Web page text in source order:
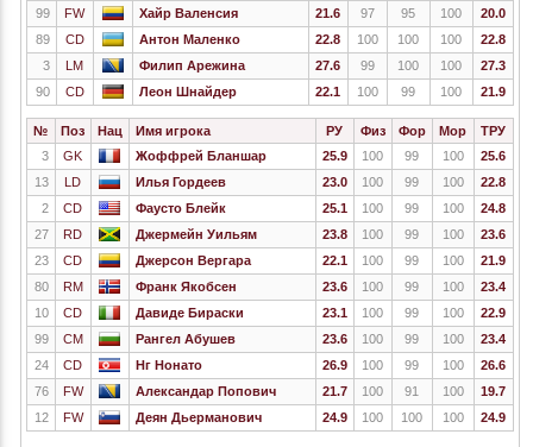
99
FW Хайр Валенсия 21.6 97 95 100
20.0
89
CD Антон Маленко 22.8 100 100 100
22.8
3
LM Филип Арежина 27.6 99 100 100
27.3
90
CD Леон Шнайдер 22.1 100 99 100 21.9
№ Поз Нац Имя игрока РУ Физ Фор Мор
ТРУ
3
GK Жоффрей Бланшар 25.9 100 99 100
25.6
13
LD Илья Гордеев 23.0 100 99 100
22.8
2
CD Фаусто Блейк 25.1 100 99 100
24.8
27
RD Джермейн Уильям 23.8 100 99 100
23.6
23
CD Джерсон Вергара 22.1 100 99 100
21.9
80
RM Франк Якобсен 23.6 100 99 100
23.4
10
CD Давиде Бираски 23.1 100 99 100
22.9
99
CM Рангел Абушев 23.6 100 99 100
23.4
24
CD Нг Нонато 26.9 100 99 100
26.6
76
FW Александар Попович 21.7 100 91 100
19.7
12
FW Деян Дьерманович 24.9 100 100 100 24.9